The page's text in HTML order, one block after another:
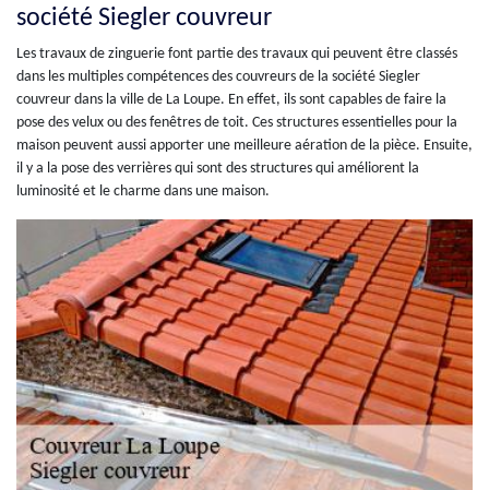
société Siegler couvreur
Les travaux de zinguerie font partie des travaux qui peuvent être classés
dans les multiples compétences des couvreurs de la société Siegler
couvreur dans la ville de La Loupe. En effet, ils sont capables de faire la
pose des velux ou des fenêtres de toit. Ces structures essentielles pour la
maison peuvent aussi apporter une meilleure aération de la pièce. Ensuite,
il y a la pose des verrières qui sont des structures qui améliorent la
luminosité et le charme dans une maison.